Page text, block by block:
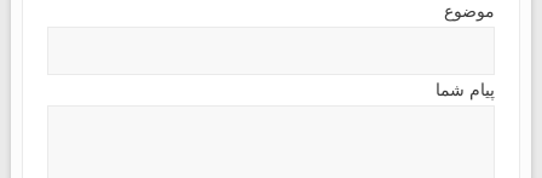
موضوع
پیام شما